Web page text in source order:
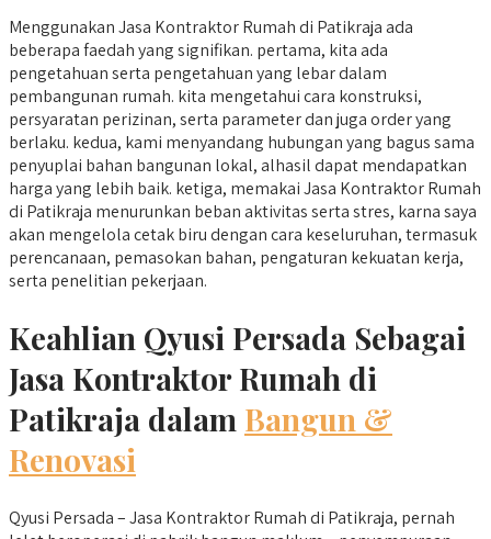
Menggunakan Jasa Kontraktor Rumah di Patikraja ada
beberapa faedah yang signifikan. pertama, kita ada
pengetahuan serta pengetahuan yang lebar dalam
pembangunan rumah. kita mengetahui cara konstruksi,
persyaratan perizinan, serta parameter dan juga order yang
berlaku. kedua, kami menyandang hubungan yang bagus sama
penyuplai bahan bangunan lokal, alhasil dapat mendapatkan
harga yang lebih baik. ketiga, memakai Jasa Kontraktor Rumah
di Patikraja menurunkan beban aktivitas serta stres, karna saya
akan mengelola cetak biru dengan cara keseluruhan, termasuk
perencanaan, pemasokan bahan, pengaturan kekuatan kerja,
serta penelitian pekerjaan.
Keahlian Qyusi Persada Sebagai
Jasa Kontraktor Rumah di
Patikraja dalam Bangun &
Renovasi
Qyusi Persada – Jasa Kontraktor Rumah di Patikraja, pernah